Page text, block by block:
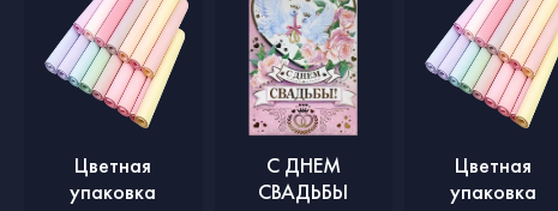
Цветная
упаковка
С ДНЕМ
СВАДЬБЫ
Цветная
упаковка